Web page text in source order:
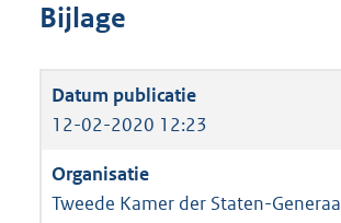
Bijlage
12-02-2020 12:23
Tweede Kamer der Staten-